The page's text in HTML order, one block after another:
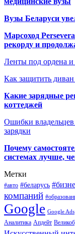
Вузы Беларуси
Марсоход
рекорду и
Ленты под ордена
Как защитить
Какие зарядные
коттеджей
Ошибки владельцев
зарядки
Почему
системах лучше,
Метки
#авто #беларусь
компаний
Google Google Ads
Аналитика Апдейт